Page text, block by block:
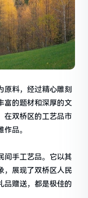
原料，经过精心雕刻
富的题材和深厚的文
在双桥区的工艺品市
品。
间手工艺品。它以其
，展现了双桥区人民
品赠送，都是极佳的